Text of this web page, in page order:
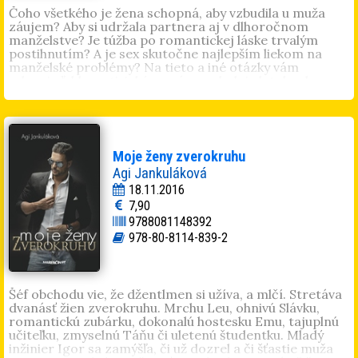
bratislavských tridsiatnikov, ktorých jediným prekliatím
bola ambícia mať sa lepšie, vás prevedie prostredím
korupčných škandálov, mediálnych machinácií a
gumených morálnych mantinelov...
Čoho všetkého je žena schopná, aby vzbudila u muža
záujem? Aby si udržala partnera aj v dlhoročnom
manželstve? Je túžba po romantickej láske trvalým
postihnutím? A je sex skutočne najlepším liekom na
manželské problémy? Na tieto a iné otázky vám
častiOdtiene sivej sú v módesa iste pobavia aj muži.
Mariana Dax
románov. Jednoduchým a sviežim štýlom nastavuje
zrkadlo najmä medziľudským vzťahom, čím sa stáva jej
tvorba pútavá a zrozumiteľná pre každého. Má rada
paródiu a nemá rada zbytočné slová, o čom svedčí aj
jej motto: „Hrubé knihy sú ako výživové doplnky – veľké
balenie a vnútri kopec vaty.“
Moje ženy zverokruhu
Agi Jankuláková
18.11.2016
7,90
9788081148392
978-80-8114-839-2
Šéf obchodu vie, že džentlmen si užíva, a mlčí. Stretáva
dvanásť žien zverokruhu. Mrchu Leu, ohnivú Slávku,
romantickú zubárku, dokonalú hostesku Emu, tajuplnú
učiteľku, zmyselnú Táňu či uletenú študentku. Mladý
inžinier Igor sa zamýšľa, či už dozrel a či šťastie muža